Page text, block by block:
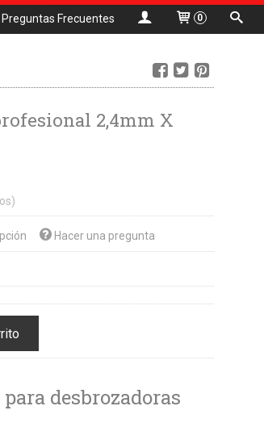
Preguntas Frecuentes 0
2,4mm X
Hacer una pregunta
desbrozadoras